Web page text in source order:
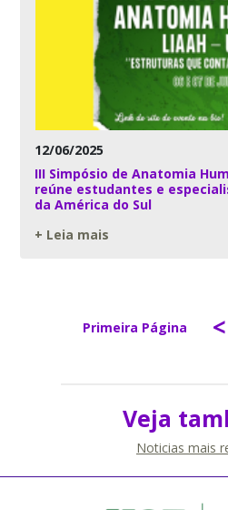
12/06/2025
III Simpósio de Anatomia
reúne estudantes e
da América do Sul
+ Leia mais
Primeira Página <
Veja
Noticias mais